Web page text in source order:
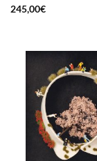
245,00€